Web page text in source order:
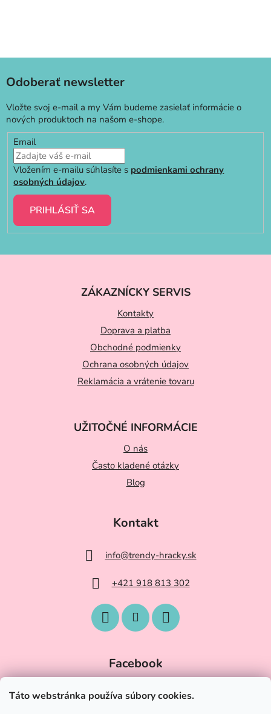
Táto webstránka používa súbory cookies.
Odoberať newsletter
Vložte svoj e-mail a my Vám budeme zasielať informácie o
nových produktoch na našom e-shope.
Email
Vložením e-mailu súhlasíte s podmienkami ochrany
osobných údajov.
PRIHLÁSIŤ SA
ZÁKAZNÍCKY SERVIS
Kontakty
Doprava a platba
Obchodné podmienky
Ochrana osobných údajov
Reklamácia a vrátenie tovaru
UŽITOČNÉ INFORMÁCIE
O nás
Často kladené otázky
Blog
Kontakt
info@trendy-hracky.sk
+421 918 813 302
Facebook